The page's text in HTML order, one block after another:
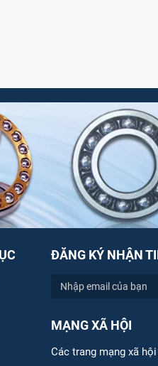
ĐĂNG KÝ NHẬN
MẠNG XÃ HỘI
Các trang mạng xã